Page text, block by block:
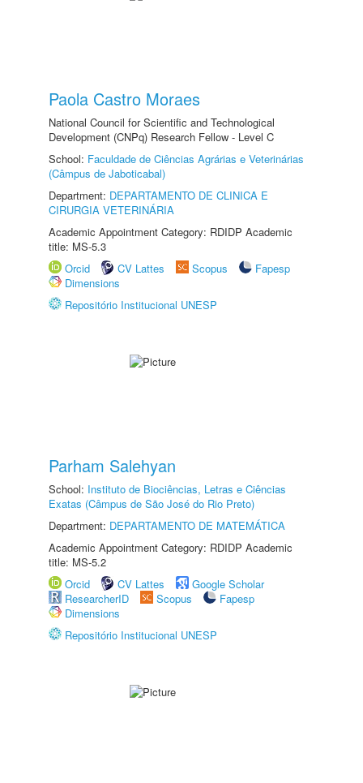
Paola Castro Moraes
National Council for Scientific and Technological
Development (CNPq) Research Fellow - Level C
School: Faculdade de Ciências Agrárias e Veterinárias
(Câmpus de Jaboticabal)
Department: DEPARTAMENTO DE CLINICA E
CIRURGIA VETERINÁRIA
Academic Appointment Category: RDIDP Academic
title: MS-5.3
Orcid
CV Lattes Scopus
Fapesp
Dimensions
Repositório Institucional UNESP
Parham Salehyan
School: Instituto de Biociências, Letras e Ciências
Exatas (Câmpus de São José do Rio Preto)
Department: DEPARTAMENTO DE MATEMÁTICA
Academic Appointment Category: RDIDP Academic
title: MS-5.2
Orcid
CV Lattes
Google Scholar
ResearcherID
Scopus
Fapesp
Dimensions
Repositório Institucional UNESP